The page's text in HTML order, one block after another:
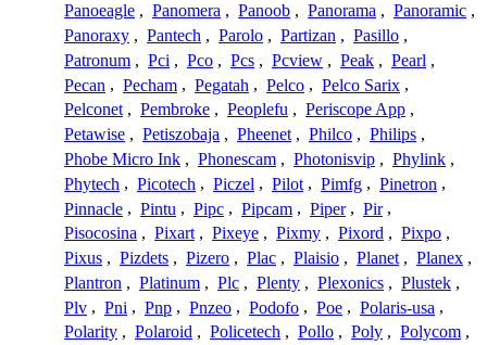
Panoeagle , Panomera , Panoob , Panorama , Panoramic ,
Panoraxy , Pantech , Parolo , Partizan , Pasillo ,
Patronum , Pci , Pco , Pcs , Pcview , Peak , Pearl ,
Pecan , Pecham , Pegatah , Pelco , Pelco Sarix ,
Pelconet , Pembroke , Peoplefu , Periscope App ,
Petawise , Petiszobaja , Pheenet , Philco , Philips ,
Phobe Micro Ink , Phonescam , Photonisvip , Phylink ,
Phytech , Picotech , Piczel , Pilot , Pimfg , Pinetron ,
Pinnacle , Pintu , Pipc , Pipcam , Piper , Pir ,
Pisocosina , Pixart , Pixeye , Pixmy , Pixord , Pixpo ,
Pixus , Pizdets , Pizero , Plac , Plaisio , Planet , Planex ,
Plantron , Platinum , Plc , Plenty , Plexonics , Plustek ,
Plv , Pni , Pnp , Pnzeo , Podofo , Poe , Polaris-usa ,
Polarity , Polaroid , Policetech , Pollo , Poly , Polycom ,